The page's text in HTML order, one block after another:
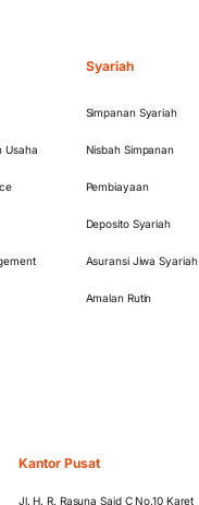
Usaha
Syariah
Simpanan Syariah
Nisbah Simpanan
Pembiayaan
Deposito Syariah
Asuransi Jiwa Syariah
Amalan Rutin
Kantor Pusat
Jl. H. R. Rasuna Said C No.10 Karet